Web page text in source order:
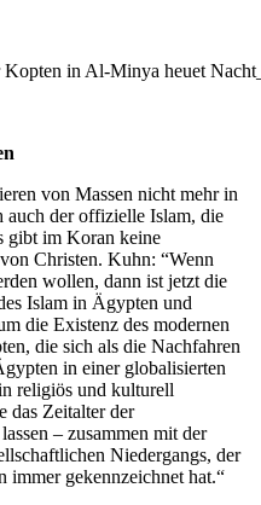
Kopten in Al-Minya heuet
von Massen nicht mehr in
auch der offizielle Islam, die
gibt im Koran keine
Christen. Kuhn: “Wenn
wollen, dann ist jetzt die
Islam in Ägypten und
die Existenz des modernen
die sich als die Nachfahren
in einer globalisierten
religiös und kulturell
das Zeitalter der
– zusammen mit der
Niedergangs, der
immer gekennzeichnet hat.“